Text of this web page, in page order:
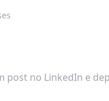
post no LinkedIn e